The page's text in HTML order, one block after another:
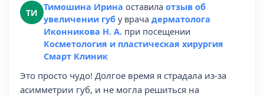
ТИ Тимошина Ирина оставила отзыв об
увеличении губ у врача дерматолога
Иконникова Н. А. при посещении
Косметология и пластическая хирургия
Смарт Клиник
Это просто чудо! Долгое время я страдала из-за
асимметрии губ, и не могла решиться на